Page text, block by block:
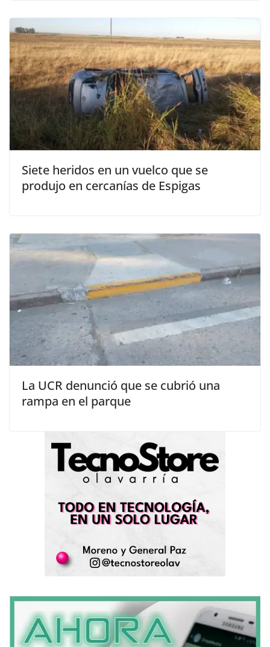
Siete heridos en un vuelco que se
produjo en cercanías de Espigas
La UCR denunció que se cubrió una
rampa en el parque